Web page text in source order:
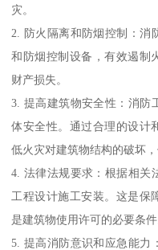
灾。
2. 防火隔离和防烟控制：消
和防烟控制设备，有效遏制
财产损失。
3. 提高建筑物安全性：消防
体安全性。通过合理的设计
低火灾对建筑物结构的破坏
4. 法律法规要求：根据相关
工程设计施工安装。这是保
是建筑物使用许可的必要条件
5. 提高消防意识和应急能力